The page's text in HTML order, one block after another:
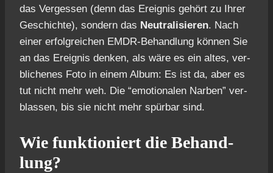
das Ver­ges­sen (denn das Ereig­nis gehört zu Ihrer
Geschich­te), son­dern das Neu­tra­li­sie­ren. Nach
einer erfolg­rei­chen EMDR-Behand­lung kön­nen Sie
an das Ereig­nis den­ken, als wäre es ein altes, ver­
bli­che­nes Foto in einem Album: Es ist da, aber es
tut nicht mehr weh. Die “emo­tio­na­len Nar­ben” ver­
blas­sen, bis sie nicht mehr spür­bar sind.
Wie funk­tio­niert die Behand­
lung?